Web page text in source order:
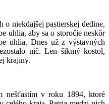
niekdajšej pastierskej dedine,
uhlia, aby sa o storočie neskôr
uhlia. Dnes už z výstavných
nič. Len šikmý kostol,
krajiny.
nešťastím v roku 1894, ktoré